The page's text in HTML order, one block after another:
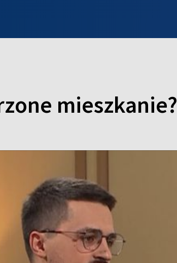
mieszkanie?